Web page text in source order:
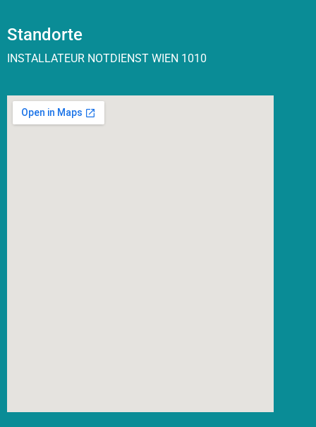
Standorte
INSTALLATEUR NOTDIENST WIEN 1010